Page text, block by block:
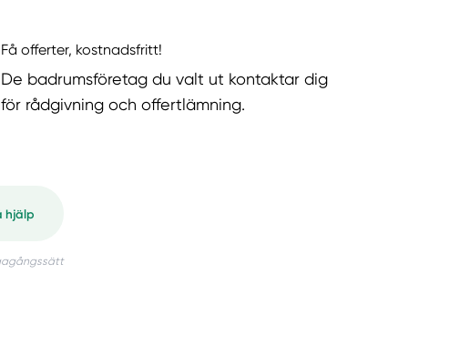
Få offerter, kostnadsfritt!
De badrumsföretag du valt ut kontaktar dig
för rådgivning och offertlämning.